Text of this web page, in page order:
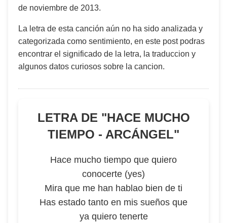
de noviembre de 2013.
La letra de esta canción aún no ha sido analizada y
categorizada como sentimiento, en este post podras
encontrar el significado de la letra, la traduccion y
algunos datos curiosos sobre la cancion.
LETRA DE "HACE MUCHO
TIEMPO - ARCÁNGEL"
Hace mucho tiempo que quiero
conocerte (yes)
Mira que me han hablao bien de ti
Has estado tanto en mis sueños que
ya quiero tenerte